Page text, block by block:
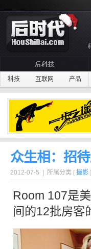
科技 互联网 产品
众生相：招
2012-07-5 | 所属分类 [ 摄影 ]
Room 107是
间的12批房客